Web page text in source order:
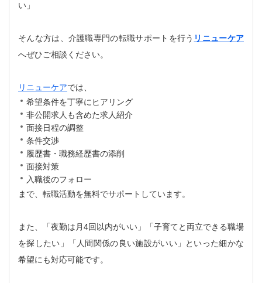
い」
そんな方は、介護職専門の転職サポートを行う リニューケア
へぜひご相談ください。
リニューケアでは、
希望条件を丁寧にヒアリング
非公開求人も含めた求人紹介
面接日程の調整
条件交渉
履歴書・職務経歴書の添削
面接対策
入職後のフォロー
まで、転職活動を無料でサポートしています。
また、「夜勤は月4回以内がいい」「子育てと両立できる職場
を探したい」「人間関係の良い施設がいい」といった細かな
希望にも対応可能です。